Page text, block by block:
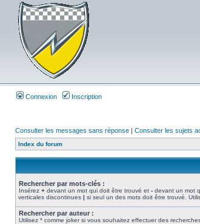
Connexion Inscription
Consulter les messages sans réponse | Consulter les sujets
Index du forum
Rechercher par mots-clés :
Insérez + devant un mot qui doit être trouvé et - devant un mot
verticales discontinues | si seul un des mots doit être trouvé.
Rechercher par auteur :
Utilisez * comme joker si vous souhaitez effectuer des